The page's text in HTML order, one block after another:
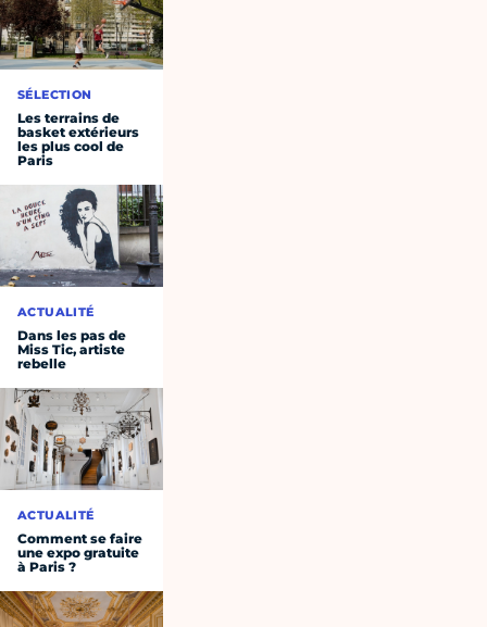
SÉLECTION
Les terrains de
basket extérieurs
les plus cool de
Paris
ACTUALITÉ
Dans les pas de
Miss Tic, artiste
rebelle
ACTUALITÉ
Comment se faire
une expo gratuite
à Paris ?